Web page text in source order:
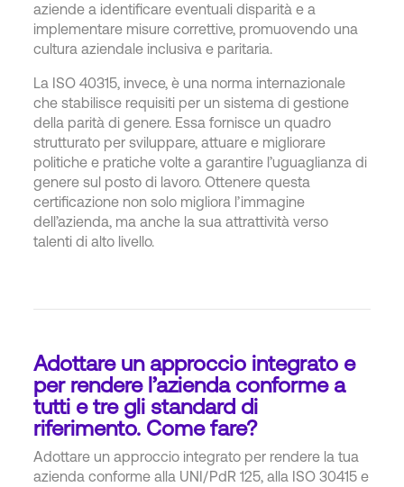
aziende a identificare eventuali disparità e a
implementare misure correttive, promuovendo una
cultura aziendale inclusiva e paritaria.
La ISO 40315, invece, è una norma internazionale
che stabilisce requisiti per un sistema di gestione
della parità di genere. Essa fornisce un quadro
strutturato per sviluppare, attuare e migliorare
politiche e pratiche volte a garantire l’uguaglianza di
genere sul posto di lavoro. Ottenere questa
certificazione non solo migliora l’immagine
dell’azienda, ma anche la sua attrattività verso
talenti di alto livello.
Adottare un approccio integrato e
per rendere l’azienda conforme a
tutti e tre gli standard di
riferimento. Come fare?
Adottare un approccio integrato per rendere la tua
azienda conforme alla UNI/PdR 125, alla ISO 30415 e